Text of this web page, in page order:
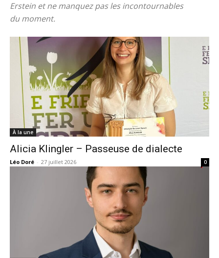
Erstein et ne manquez pas les incontournables
du moment.
À la une
Alicia Klingler – Passeuse de dialecte
Léo Doré - 27 juillet 2026 0